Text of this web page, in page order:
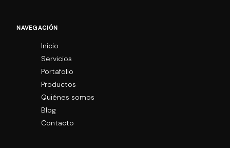
NAVEGACIÓN
Inicio
Servicios
Portafolio
Productos
Quiénes somos
Blog
Contacto